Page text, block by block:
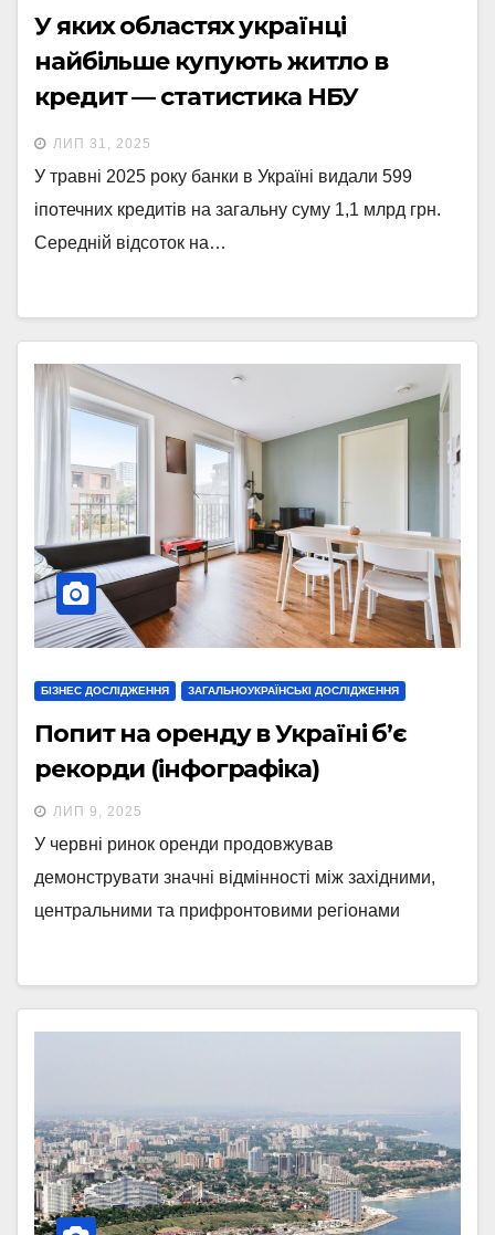
У яких областях українці
найбільше купують житло в
кредит — статистика НБУ
(інфографіка)
ЛИП 31, 2025
У травні 2025 року банки в Україні видали 599
іпотечних кредитів на загальну суму 1,1 млрд грн.
Середній відсоток на…
БІЗНЕС ДОСЛІДЖЕННЯ ЗАГАЛЬНОУКРАЇНСЬКІ ДОСЛІДЖЕННЯ
Попит на оренду в Україні б’є
рекорди (інфографіка)
ЛИП 9, 2025
У червні ринок оренди продовжував
демонструвати значні відмінності між західними,
центральними та прифронтовими регіонами